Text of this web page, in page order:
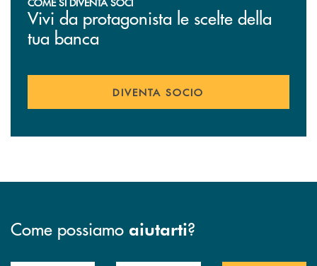
Vivi da protagonista le scelte della
tua banca
DIVENTA SOCIO
Come possiamo aiutarti?